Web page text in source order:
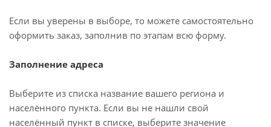
Если вы уверены в выборе, то можете самостоятельно
оформить заказ, заполнив по этапам всю форму.
Заполнение адреса
Выберите из списка название вашего региона и
населённого пункта. Если вы не нашли свой
населённый пункт в списке, выберите значение